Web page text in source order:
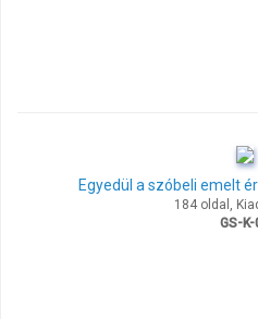
Egyedül a szóbeli emelt
184 oldal,
GS-K-